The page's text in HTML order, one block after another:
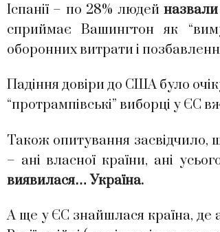
Іспанії – по 28% людей
сприймає Вашингтон як
оборонних витрати і
Падіння довіри до США було
“протрампівські” виборці у ЄС
Також опитування засвідчило,
– ані власної країни, ані
виявилася… Україна.
А ще у ЄС знайшлася країна, де